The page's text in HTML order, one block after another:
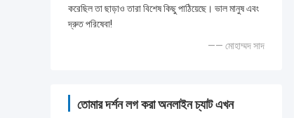
করেছিল তা ছাড়াও তারা বিশেষ কিছু পাঠিয়েছে। ভাল মানুষ এবং
দ্রুত পরিষেবা!
—— মোহাম্মদ সাদ
তোমার দর্শন লগ করা অনলাইন চ্যাট এখন